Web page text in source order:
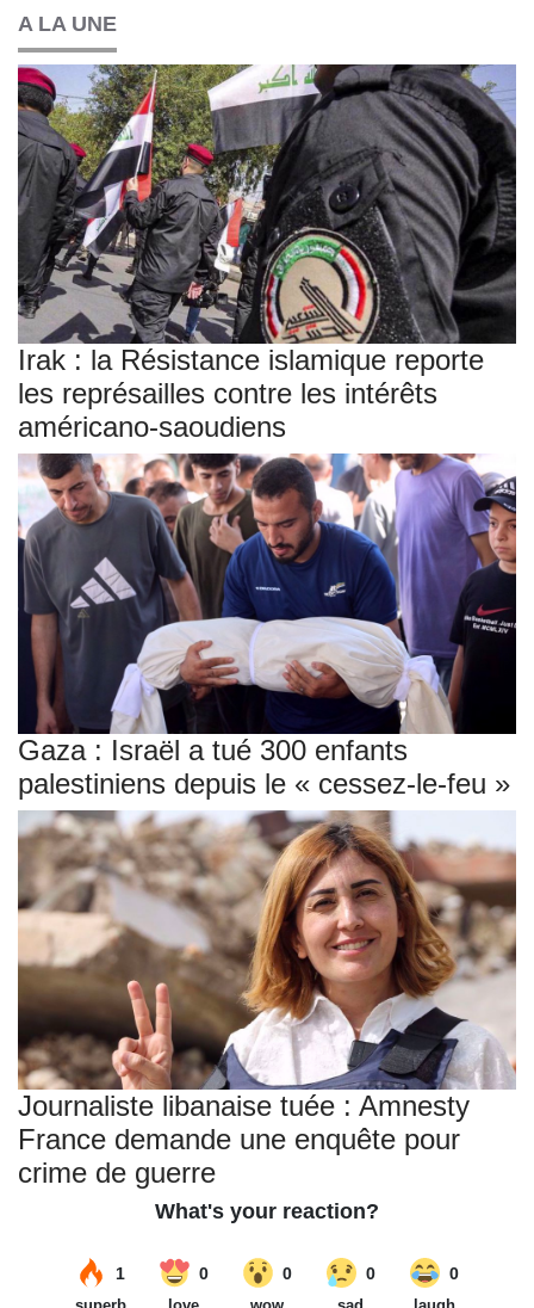
A LA UNE
Irak : la Résistance islamique reporte
les représailles contre les intérêts
américano-saoudiens
Gaza : Israël a tué 300 enfants
palestiniens depuis le « cessez-le-feu »
Journaliste libanaise tuée : Amnesty
France demande une enquête pour
crime de guerre